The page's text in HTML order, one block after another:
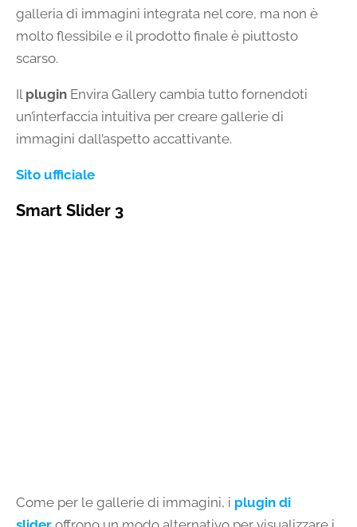
galleria di immagini integrata nel core, ma non è
molto flessibile e il prodotto finale è piuttosto
scarso.
Il plugin Envira Gallery cambia tutto fornendoti
un’interfaccia intuitiva per creare gallerie di
immagini dall’aspetto accattivante.
Sito ufficiale
Smart Slider 3
Come per le gallerie di immagini, i plugin di